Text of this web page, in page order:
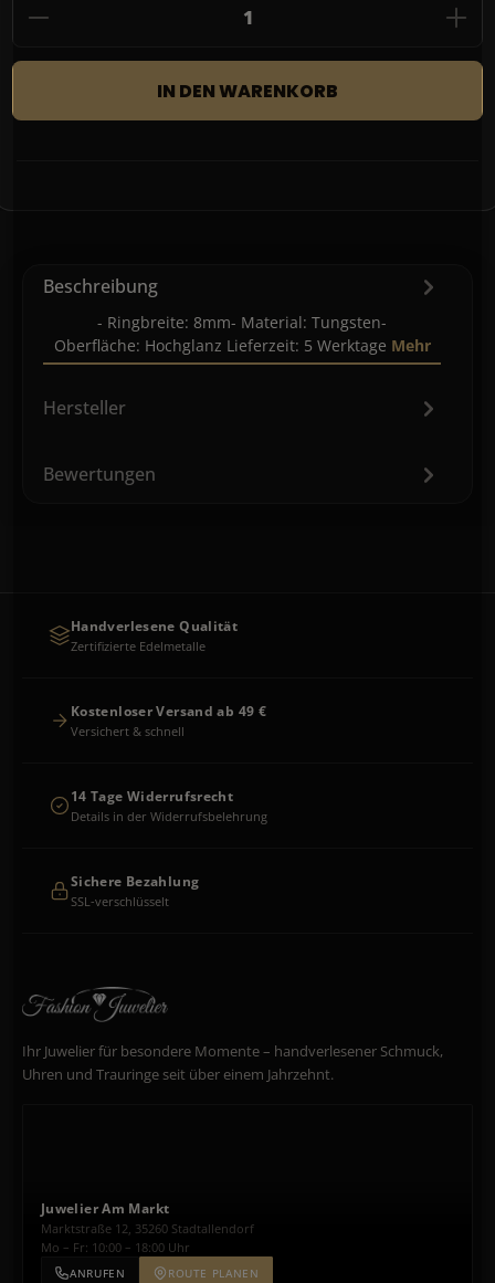
IN DEN WARENKORB
Beschreibung
- Ringbreite: 8mm- Material: Tungsten-
Oberfläche: Hochglanz Lieferzeit: 5 Werktage Mehr
Hersteller
Bewertungen
Handverlesene Qualität
Zertifizierte Edelmetalle
Kostenloser Versand ab 49 €
Versichert & schnell
14 Tage Widerrufsrecht
Details in der Widerrufsbelehrung
Sichere Bezahlung
SSL-verschlüsselt
Ihr Juwelier für besondere Momente – handverlesener Schmuck,
Uhren und Trauringe seit über einem Jahrzehnt.
Juwelier Am Markt
Marktstraße 12, 35260 Stadtallendorf
Mo – Fr: 10:00 – 18:00 Uhr
ANRUFEN ROUTE PLANEN